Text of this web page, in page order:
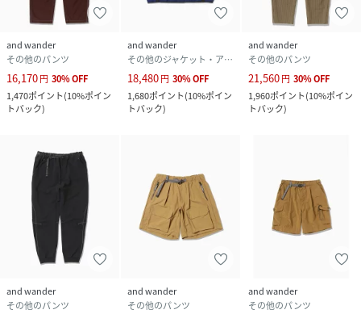
and wander
その他のパンツ
16,170円 30%OFF
1,470ポイント(10%ポイン
トバック)
and wander
その他のジャケット・アウター
18,480円 30%OFF
1,680ポイント(10%ポイン
トバック)
and wander
その他のパンツ
21,560円 30%OFF
1,960ポイント(10%ポイン
トバック)
and wander
その他のパンツ
and wander
その他のパンツ
and wander
その他のパンツ